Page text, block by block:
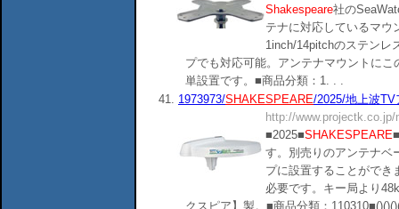
Shakespeare社の
テナに対応しているマウ
1inch/14pitchのステンレ
プでも対応可能。アンテナマウントに
単設置です。■商品分類：1. . .
41. 1973973/SHAKESPEARE/2025/地上波
http://
■2025■SHAKESPEARE
す。別売りのアンテナベ
プに設置することができ
必要です。キー局より
クスピア】製。■商品分類：